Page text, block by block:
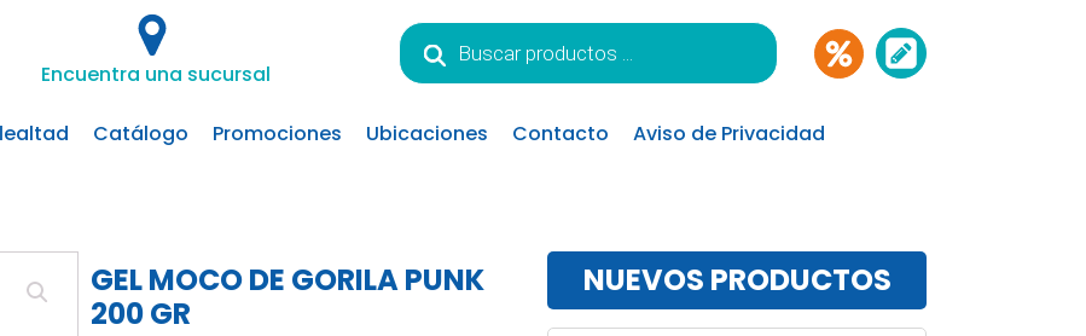
Encuentra una sucursal
Búsqueda
de
productos
Catálogo Promociones Ubicaciones Contacto Aviso de Privacidad
GEL MOCO DE GORILA PUNK
200 GR
NUEVOS PRODUCTOS